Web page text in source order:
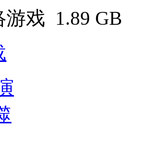
游戏 1.89 GB